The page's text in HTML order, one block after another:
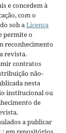
e concedem à
com o
sob aLicença
permite o
reconhecimento
revista.
contratos
não-
nesta
institucional ou
de
a publicar